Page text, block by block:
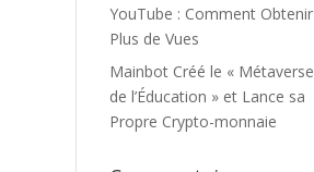
YouTube : Comment Obtenir
Plus de Vues
Mainbot Créé le « Métaverse
de l’Éducation » et Lance sa
Propre Crypto-monnaie